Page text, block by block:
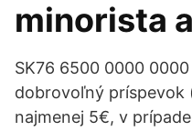
minorista
SK76 6500 0000
dobrovoľný príspevok
najmenej 5€, v